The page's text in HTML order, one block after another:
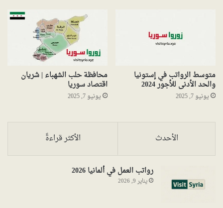
متوسط الرواتب في إستونيا
والحد الأدنى للأجور 2024
يونيو 7, 2025
محافظة حلب الشهباء | شريان
اقتصاد سوريا
يونيو 7, 2025
الأحدث الأكثر قراءةً
رواتب العمل في ألمانيا 2026
يناير 9, 2026